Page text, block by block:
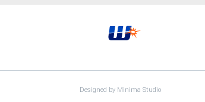
Designed by Minima Studio